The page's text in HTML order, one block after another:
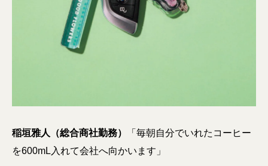
稲垣雅人（総合商社勤務）
「毎朝自分でいれたコーヒー
を600mL入れて会社へ向かいます」